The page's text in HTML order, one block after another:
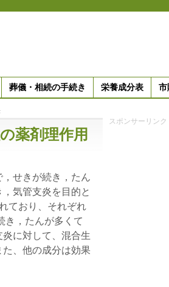
葬儀・相続の手続き 栄養成分表 市
薬剤理作用
せきが続き，たん
気管支炎を目的と
ており、それぞれ
き，たんが多くて
に対して、混合生
、他の成分は効果
スポンサーリンク